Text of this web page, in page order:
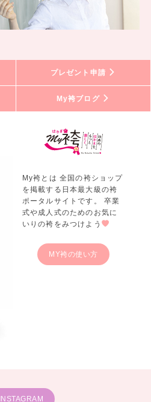
プレゼント申請
My袴ブログ
My袴とは 全国の袴ショップ
を掲載する日本最大級の袴
ポータルサイトです。 卒業
式や成人式のためのお気に
いりの袴をみつけよう
MY袴の使い方
INSTAGRAM